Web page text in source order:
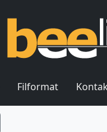
Filformat